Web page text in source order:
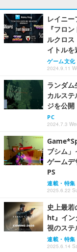
レイニ
『フロ
ルクロ
イトルを
ゲーム文化
2024.9.11
ランダム
カルス
ジを公開
PC
2024.7.3
ブシム」
ゲームデ
PS
連載・特集
2025.6.22
史上最
ht』イン
視のステ
連載・特集
2025.6.14